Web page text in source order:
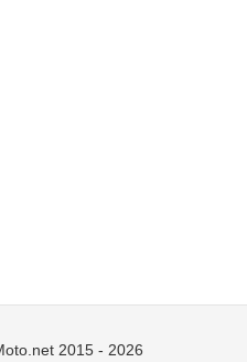
2015 - 2026